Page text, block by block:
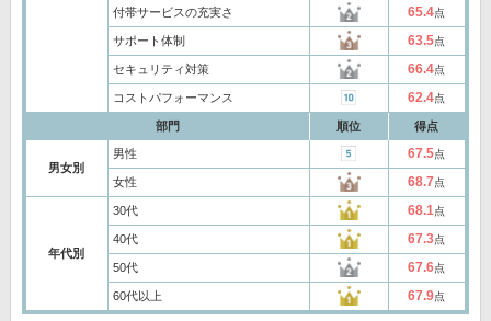
付帯サービスの充実さ 65.4点
サポート体制 63.5点
セキュリティ対策 66.4点
コストパフォーマンス 62.4点
部門 順位 得点
男女別
男性 67.5点
女性 68.7点
年代別
30代 68.1点
40代 67.3点
50代 67.6点
60代以上 67.9点